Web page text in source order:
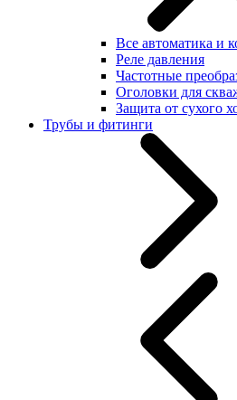
Все автоматика и
Реле давления
Частотные
Оголовки для
Защита от сухого
Трубы и фитинги